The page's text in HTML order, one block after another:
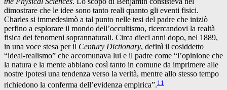
dimostrare che le idee sono tanto reali quanto gli eventi fisici.
Charles si immedesimò a tal punto nelle tesi del padre che iniziò
perfino a esplorare il mondo dell’occultismo, ricercandovi la realtà
fisica dei fenomeni soprannaturali. Circa dieci anni dopo, nel 1889,
in una voce stesa per il Century Dictionary, definì il cosiddetto
“ideal-realismo” che accomunava lui e il padre come “l’opinione che
la natura e la mente abbiano così tanto in comune da imprimere alle
nostre ipotesi una tendenza verso la verità, mentre allo stesso tempo
richiedono la conferma dell’evidenza empirica”.11